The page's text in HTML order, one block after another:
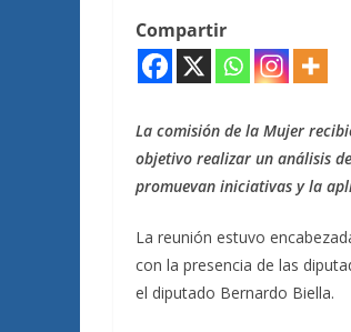
Compartir
La comisión de la Mujer
objetivo realizar un análisis
promuevan iniciativas y la
La reunión estuvo
con la presencia de las
el diputado Bernardo Biella.